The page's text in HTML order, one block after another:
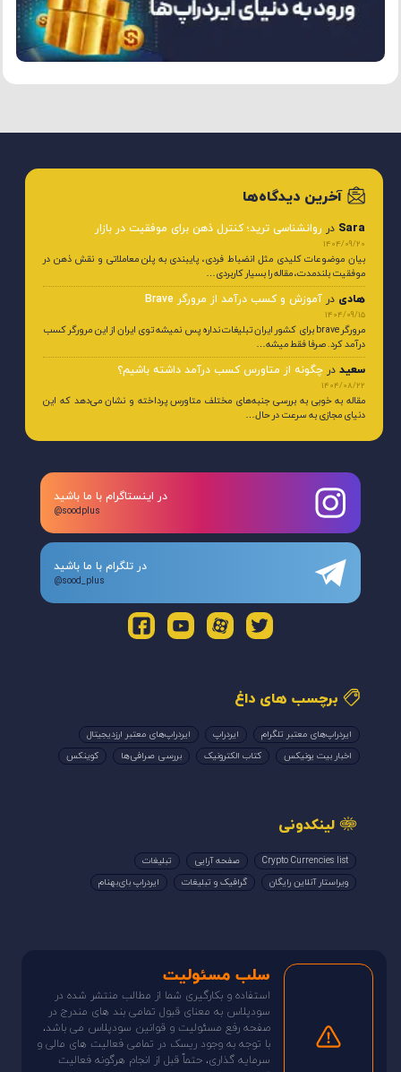
آخرین دیدگاه‌ها
Sara در روانشناسی ترید؛ کنترل ذهن برای موفقیت در بازار
1404/09/20
بیان موضوعات کلیدی مثل انضباط فردی، پایبندی به پلن معاملاتی و نقش ذهن در
موفقیت بلندمدت، مقاله را بسیار کاربردی…
هادی در آموزش و کسب درآمد از مرورگر Brave
1404/09/15
مرورگر brave برای کشور ایران تبلیغات نداره پس نمیشه توی ایران از این مرورگر کسب
درآمد کرد. صرفا فقط میشه…
سعید در چگونه از متاورس کسب درآمد داشته باشیم؟
1404/08/22
مقاله به خوبی به بررسی جنبه‌های مختلف متاورس پرداخته و نشان می‌دهد که این
دنیای مجازی به سرعت در حال…
در اینستاگرام با ما باشید
@soodplus
در تلگرام با ما باشید
@sood_plus
برچسب های داغ
ایردراپ‌های معتبر تلگرام ایردراپ
ایردراپ‌های معتبر ارزدیجیتال
اخبار بیت یونیکس
کتاب الکترونیک بررسی صرافی‌ها کوینکس
لینکدونی
Crypto Currencies list صفحه آرایی
تبلیغات
ویراستار آنلاین رایگان
گرافیک و تبلیغات ایردراپ بای‌بهنام
سلب مسئولیت
استفاده و بکارگیری شما از مطالب منتشر شده در
سودپلاس به معنای قبول تمامی بند های مندرج در
صفحه رفع مسئولیت و قوانین سودپلاس می باشد،
با توجه به وجود ریسک در تمامی فعالیت های مالی و
سرمایه گذاری، حتماً قبل از انجام هرگونه فعالیت